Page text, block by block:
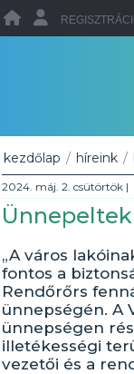
kezdőlap / híreink /
2024. máj. 2. csütörtök |
„A város
fontos a
Rendőrőrs
ünnepségén. A
ünnepségen
illetékességi
vezetői és a